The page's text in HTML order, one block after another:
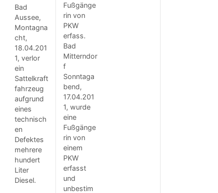
Bad
Aussee,
Montagna
cht,
18.04.201
1, verlor
ein
Sattelkraft
fahrzeug
aufgrund
eines
technisch
en
Defektes
mehrere
hundert
Liter
Diesel.
Fußgänge
rin von
PKW
erfass.
Bad
Mitterndor
f
Sonntaga
bend,
17.04.201
1, wurde
eine
Fußgänge
rin von
einem
PKW
erfasst
und
unbestim